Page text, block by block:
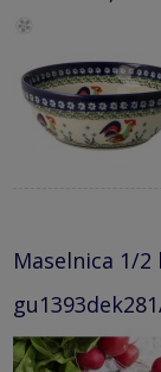
Maselnica 1/2